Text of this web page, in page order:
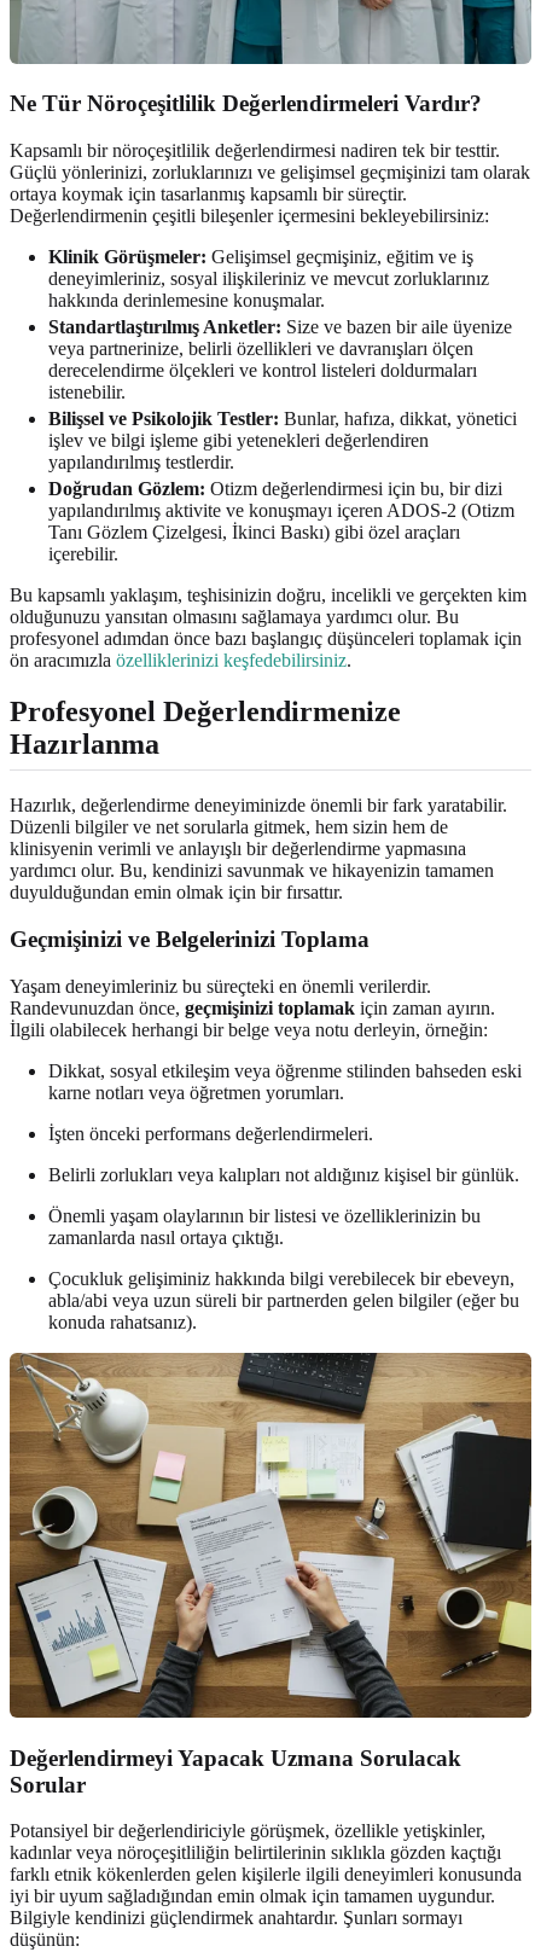
Ne Tür Nöroçeşitlilik Değerlendirmeleri Vardır?
Kapsamlı bir nöroçeşitlilik değerlendirmesi nadiren tek bir testtir.
Güçlü yönlerinizi, zorluklarınızı ve gelişimsel geçmişinizi tam olarak
ortaya koymak için tasarlanmış kapsamlı bir süreçtir.
Değerlendirmenin çeşitli bileşenler içermesini bekleyebilirsiniz:
Klinik Görüşmeler: Gelişimsel geçmişiniz, eğitim ve iş
deneyimleriniz, sosyal ilişkileriniz ve mevcut zorluklarınız
hakkında derinlemesine konuşmalar.
Standartlaştırılmış Anketler: Size ve bazen bir aile üyenize
veya partnerinize, belirli özellikleri ve davranışları ölçen
derecelendirme ölçekleri ve kontrol listeleri doldurmaları
istenebilir.
Bilişsel ve Psikolojik Testler: Bunlar, hafıza, dikkat, yönetici
işlev ve bilgi işleme gibi yetenekleri değerlendiren
yapılandırılmış testlerdir.
Doğrudan Gözlem: Otizm değerlendirmesi için bu, bir dizi
yapılandırılmış aktivite ve konuşmayı içeren ADOS-2 (Otizm
Tanı Gözlem Çizelgesi, İkinci Baskı) gibi özel araçları
içerebilir.
Bu kapsamlı yaklaşım, teşhisinizin doğru, incelikli ve gerçekten kim
olduğunuzu yansıtan olmasını sağlamaya yardımcı olur. Bu
profesyonel adımdan önce bazı başlangıç düşünceleri toplamak için
ön aracımızla özelliklerinizi keşfedebilirsiniz.
Profesyonel Değerlendirmenize
Hazırlanma
Hazırlık, değerlendirme deneyiminizde önemli bir fark yaratabilir.
Düzenli bilgiler ve net sorularla gitmek, hem sizin hem de
klinisyenin verimli ve anlayışlı bir değerlendirme yapmasına
yardımcı olur. Bu, kendinizi savunmak ve hikayenizin tamamen
duyulduğundan emin olmak için bir fırsattır.
Geçmişinizi ve Belgelerinizi Toplama
Yaşam deneyimleriniz bu süreçteki en önemli verilerdir.
Randevunuzdan önce, geçmişinizi toplamak için zaman ayırın.
İlgili olabilecek herhangi bir belge veya notu derleyin, örneğin:
Dikkat, sosyal etkileşim veya öğrenme stilinden bahseden eski
karne notları veya öğretmen yorumları.
İşten önceki performans değerlendirmeleri.
Belirli zorlukları veya kalıpları not aldığınız kişisel bir günlük.
Önemli yaşam olaylarının bir listesi ve özelliklerinizin bu
zamanlarda nasıl ortaya çıktığı.
Çocukluk gelişiminiz hakkında bilgi verebilecek bir ebeveyn,
abla/abi veya uzun süreli bir partnerden gelen bilgiler (eğer bu
konuda rahatsanız).
Değerlendirmeyi Yapacak Uzmana Sorulacak
Sorular
Potansiyel bir değerlendiriciyle görüşmek, özellikle yetişkinler,
kadınlar veya nöroçeşitliliğin belirtilerinin sıklıkla gözden kaçtığı
farklı etnik kökenlerden gelen kişilerle ilgili deneyimleri konusunda
iyi bir uyum sağladığından emin olmak için tamamen uygundur.
Bilgiyle kendinizi güçlendirmek anahtardır. Şunları sormayı
düşünün: